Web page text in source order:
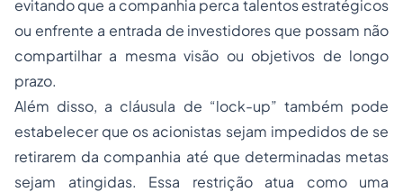
evitando que a companhia perca talentos estratégicos
ou enfrente a entrada de investidores que possam não
compartilhar a mesma visão ou objetivos de longo
prazo.
Além disso, a cláusula de “lock-up” também pode
estabelecer que os acionistas sejam impedidos de se
retirarem da companhia até que determinadas metas
sejam atingidas. Essa restrição atua como uma